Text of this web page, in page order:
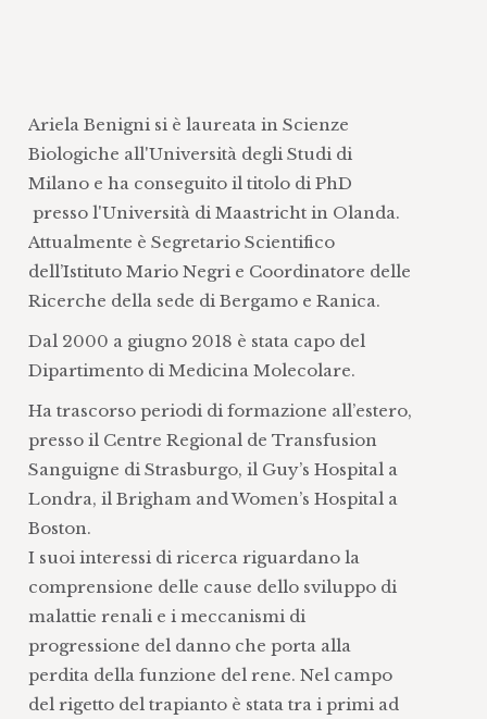
Ariela Benigni si è laureata in Scienze
Biologiche all'Università degli Studi di
Milano e ha conseguito il titolo di PhD
presso l'Università di Maastricht in Olanda.
Attualmente è Segretario Scientifico
dell’Istituto Mario Negri e Coordinatore delle
Ricerche della sede di Bergamo e Ranica.
Dal 2000 a giugno 2018 è stata capo del
Dipartimento di Medicina Molecolare.
Ha trascorso periodi di formazione all’estero,
presso il Centre Regional de Transfusion
Sanguigne di Strasburgo, il Guy’s Hospital a
Londra, il Brigham and Women’s Hospital a
Boston.
I suoi interessi di ricerca riguardano la
comprensione delle cause dello sviluppo di
malattie renali e i meccanismi di
progressione del danno che porta alla
perdita della funzione del rene. Nel campo
del rigetto del trapianto è stata tra i primi ad